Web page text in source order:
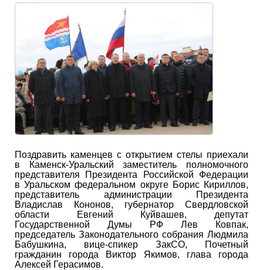
Поздравить каменцев с открытием стелы приехали
в Каменск-Уральский заместитель полномочного
представителя Президента Российской Федерации
в Уральском федеральном округе Борис Кириллов,
представитель администрации Президента
Владислав Кононов, губернатор Свердловской
области Евгений Куйвашев, депутат
Государственной Думы РФ Лев Ковпак,
председатель Законодательного собрания Людмила
Бабушкина, вице-спикер ЗакСО, Почетный
гражданин города Виктор Якимов, глава города
Алексей Герасимов.